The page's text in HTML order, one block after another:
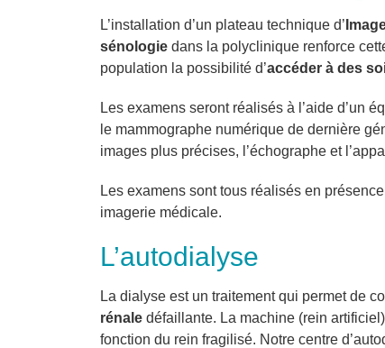
L’installation d’un plateau technique d’
sénologiedans la polyclinique renforce
population la possibilité d’accéder à des
Les examens seront réalisés à l’aide d’un
le mammographe numérique de dernière
images plus précises, l’échographe et
Les examens sont tous réalisés en
imagerie médicale.
L’autodialyse
La dialyse est un traitement qui permet de
rénaledéfaillante. La machine (rein
fonction du rein fragilisé. Notre centre